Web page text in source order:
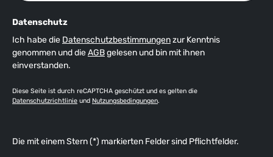
Datenschutz
Ich habe die Datenschutzbestimmungenzur Kenntnis
genommen und dieAGBgelesen und bin mit ihnen
einverstanden.
Diese Seite ist durch reCAPTCHA geschützt und es gelten die
Datenschutzrichtlinie und Nutzungsbedingungen.
Die mit einem Stern (*) markierten Felder sind Pflichtfelder.